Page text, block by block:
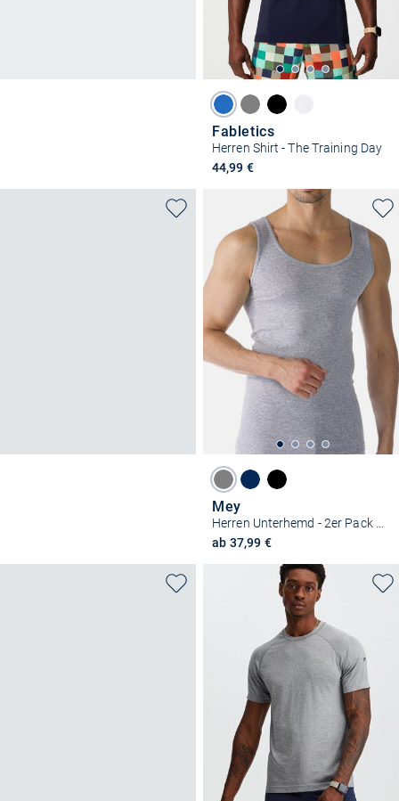
Fabletics
Herren Shirt - The Training Day
44,99 €
Mey
ab 37,99 €